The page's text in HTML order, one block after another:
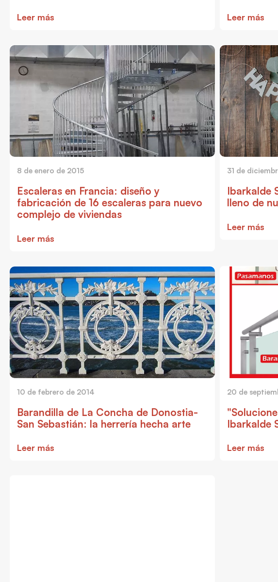
Leer más Leer más
8 de enero de 2015
Escaleras en Francia: diseño y
fabricación de 16 escaleras para nuevo
complejo de viviendas
Leer más
31 de
Ibarkalde
lleno de
Leer más
10 de febrero de 2014
Barandilla de La Concha de Donostia-
San Sebastián: la herrería hecha arte
Leer más
20 de
Ibarkalde
Leer más